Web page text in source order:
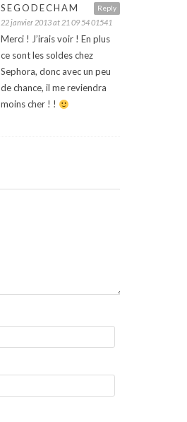
Reply
SEGODECHAM
22 janvier 2013 at 21 09 54 01541
Merci ! J’irais voir ! En plus
ce sont les soldes chez
Sephora, donc avec un peu
de chance, il me reviendra
moins cher ! !